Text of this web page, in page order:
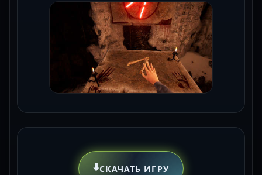
⬇️СКАЧАТЬ ИГРУ